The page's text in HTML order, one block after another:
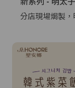
分店現場焗製，